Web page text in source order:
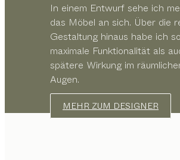
In einem Entwurf sehe ich
das Möbel an sich. Über die
Gestaltung hinaus habe ich
maximale Funktionalität als
spätere Wirkung im
Augen.
MEHR ZUM DESIGNER